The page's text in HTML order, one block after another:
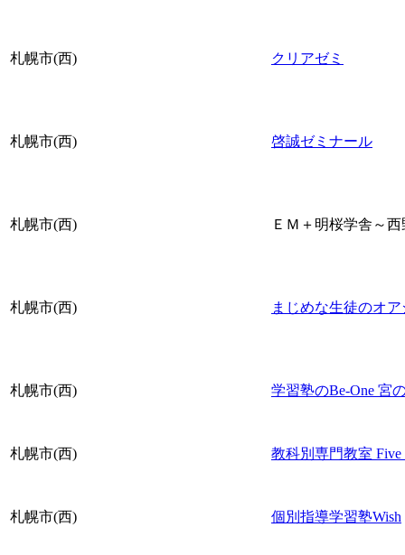
札幌市(西) クリアゼミ
札幌市(西) 啓誠ゼミナール
札幌市(西) ＥＭ＋明桜学舎～
札幌市(西) まじめな生徒のオ
札幌市(西) 学習塾のBe-One 宮
札幌市(西) 教科別専門教室 Five
札幌市(西) 個別指導学習塾Wish